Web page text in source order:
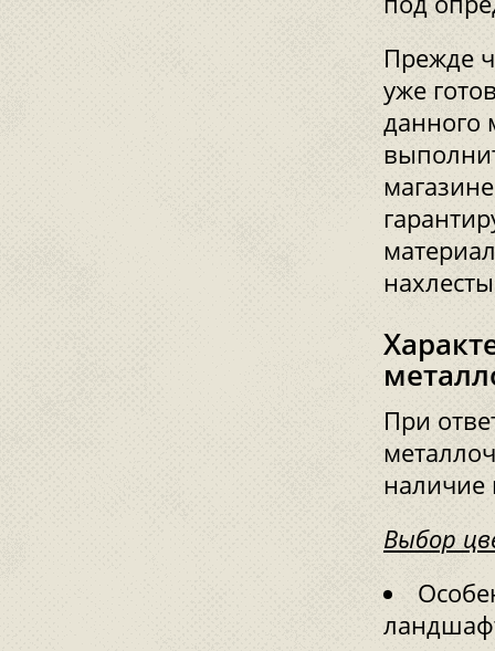
Прежде
уже
данного
При
наличие
Выбор